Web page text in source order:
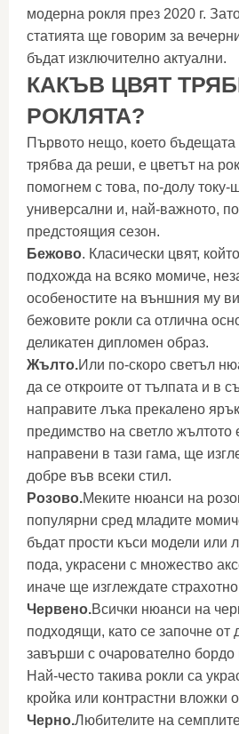
модерна рокля през 2020 г.
статията ще говорим за
бъдат изключително актуални.
КАКЪВ ЦВЯТ
РОКЛЯТА?
Първото нещо, което бъдещата
трябва да реши, е цветът на
помогнем с това, по-долу
универсални и, най-важното,
предстоящия сезон.
Бежово. Класически цвят,
подхожда на всяко момиче,
особеностите на външния му
бежовите рокли са отлична
деликатен дипломен образ.
Жълто.Или по-скоро светъл
да се откроите от тълпата и в
направите лъка прекалено
предимство на светло жълтото
направени в тази гама, ще
добре във всеки стил.
Розово.Меките нюанси на
популярни сред младите
бъдат прости къси модели или
пода, украсени с множество
иначе ще изглеждате
Червено.Всички нюанси на
подходящи, като се започне от
завърши с очарователно бордо
Най-често такива рокли са
кройка или контрастни вложки
Черно.Любителите на